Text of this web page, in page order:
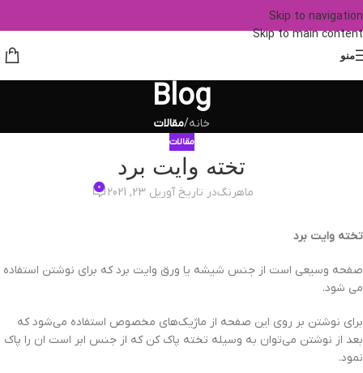
Skip to navigation
Skip to main content
منو
Blog
خانه/مقالات
مقالات
تخته وایت برد
ماهرنگدر تاریخ آوریل 23, 2021 0
تخته وایت برد
صفحه وسیعی است از جنس شیشه یا ورق وایت برد که برای نوشتن استفاده
می شود.
برای نوشتن بر روی این صفحه از ماژیک‌های مخصوص استفاده می‌شود که
بعد از نوشتن می‌توان به وسیله تخته پاک کن که از جنس ابر است ان را پاک
نمود.